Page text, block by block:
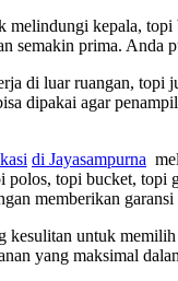
melindungi kepala,
semakin prima. Anda
di luar ruangan, topi
dipakai agar
di Jayasampurna
polos, topi bucket, topi
memberikan
kesulitan untuk
yang maksimal